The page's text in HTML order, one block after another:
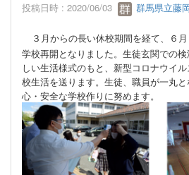
投稿日時 : 2020/06/03 群馬県立藤
３月からの長い休校期間を経て、６
学校再開となりました。生徒玄関での
しい生活様式のもと、新型コロナウイ
校生活を送ります。生徒、職員が一丸
心・安全な学校作りに努めます。